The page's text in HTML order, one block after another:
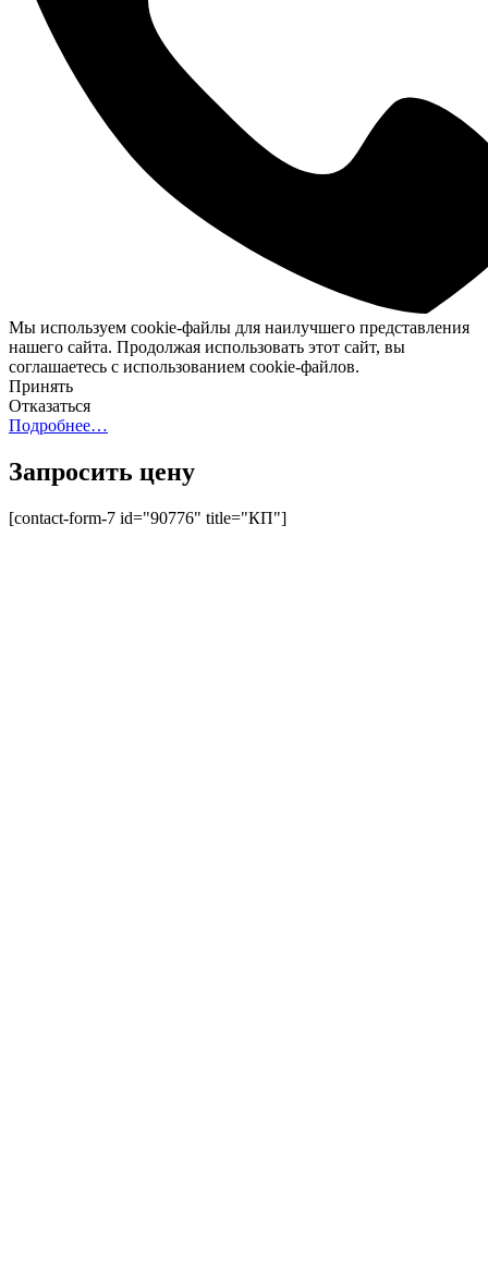
Мы используем cookie-файлы для наилучшего представления
нашего сайта. Продолжая использовать этот сайт, вы
соглашаетесь с использованием cookie-файлов.
Принять
Отказаться
Подробнее…
Запросить цену
[contact-form-7 id="90776" title="КП"]